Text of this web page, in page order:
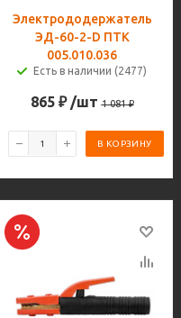
Электрододержатель
ЭД-60-2-D ПТК
005.010.036
Есть в наличии (2477)
865₽ /шт 1 081₽
В КОРЗИНУ